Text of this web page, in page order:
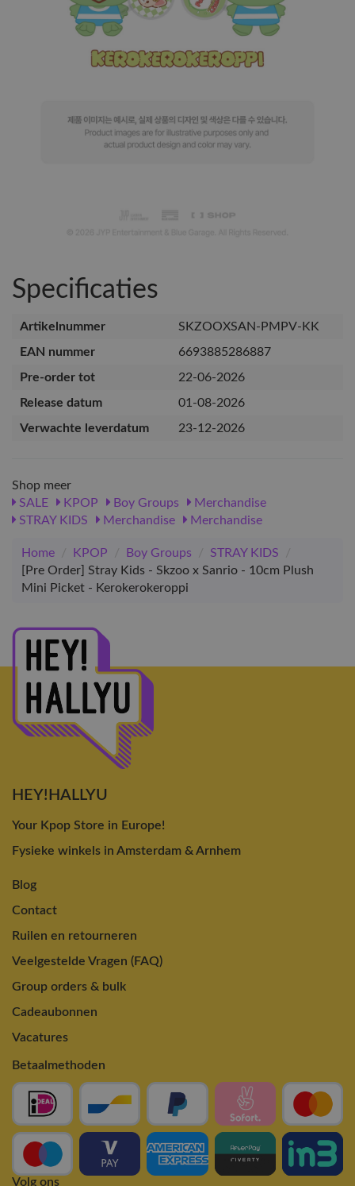
Specificaties
Artikelnummer
SKZOOXSAN-PMPV-KK
EAN nummer
6693885286887
Pre-order tot
22-06-2026
Release datum
01-08-2026
Verwachte leverdatum
23-12-2026
Shop meer
SALE
KPOP Boy Groups
Merchandise
STRAY KIDS
Merchandise Merchandise
Home / KPOP / Boy Groups / STRAY KIDS
/
[Pre Order] Stray Kids - Skzoo x Sanrio - 10cm Plush
Mini Picket - Kerokerokeroppi
HEY!HALLYU
Your Kpop Store in Europe!
Fysieke winkels in Amsterdam & Arnhem
Blog
Contact
Ruilen en retourneren
Veelgestelde Vragen (FAQ)
Group orders & bulk
Cadeaubonnen
Vacatures
Betaalmethoden
Volg ons